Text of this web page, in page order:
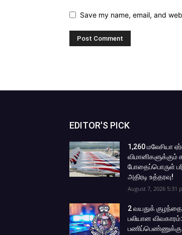
Save my name, email, and
EDITOR'S PICK
1,260 மலேசியா
விமானிகளுக்கும்
போதைப்பொருள்
அதிரடி உத்தரவு!
August 7, 2026 5:31
2 வயதுக் குழந்தை
பலியான